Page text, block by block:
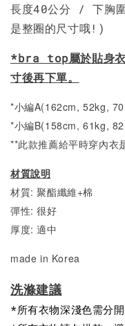
長度40公分 / 下胸
是整圈的尺寸哦!)
*bra top屬於貼身衣
寸後再下單。
*小編A(162cm, 52kg,
*小編B(158cm, 61kg,
**此款推薦給平時穿內衣
材質說明
材質: 聚酯纖維+棉
彈性: 很好
厚度: 適中
made in Korea
洗滌建議
*所有衣物深淺色需分開